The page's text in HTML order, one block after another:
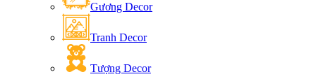
Gương Decor
Tranh Decor
Tượng Decor